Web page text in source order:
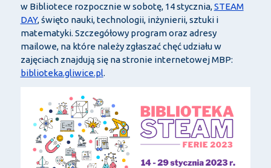
w Bibliotece rozpocznie w sobotę, 14 stycznia,STEAM
DAY, święto nauki, technologii, inżynierii, sztuki i
matematyki. Szczegółowy program oraz adresy
mailowe, na które należy zgłaszać chęć udziału w
zajęciach znajdują się na stronie internetowej MBP:
biblioteka.gliwice.pl.